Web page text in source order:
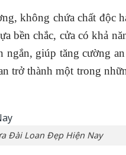
không chứa chất độc
bền chắc, cửa có khả
giúp tăng cường
trở thành một trong
Đài Loan Đẹp Hiện Nay